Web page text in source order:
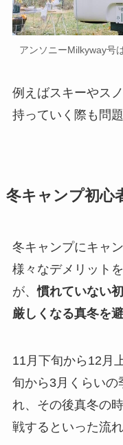
アンソニーMilkyway号
例えばスキーやス
持っていく際も問
冬キャンプ初心
冬キャンプにキャ
様々なデメリット
が、慣れていない
厳しくなる真冬を
11月下旬から12月
旬から3月くらいの
れ、その後真冬の
戦するといった流